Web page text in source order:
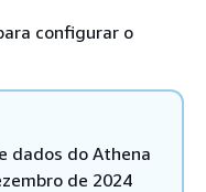
configurar o
dados do Athena
de 2024